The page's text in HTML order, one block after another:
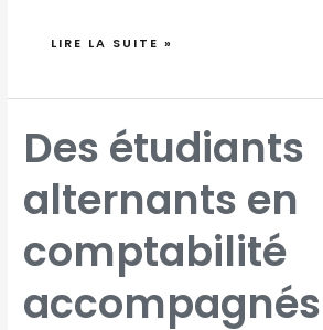
LIRE LA SUITE »
Des étudiants
alternants en
comptabilité
ÉTUDIANTS
ALTERNANTS
EN
ACCOMPAGNÉS
DANS
LEUR
RECHERCHE